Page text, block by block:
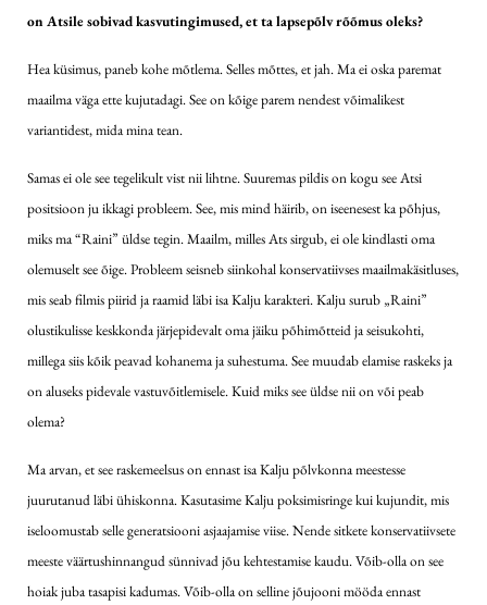
on Atsile sobivad kasvutingimused, et ta lapsepõlv rõõmus oleks?
Hea küsimus, paneb kohe mõtlema. Selles mõttes, et jah. Ma ei oska paremat
maailma väga ette kujutadagi. See on kõige parem nendest võimalikest
variantidest, mida mina tean.
Samas ei ole see tegelikult vist nii lihtne. Suuremas pildis on kogu see Atsi
positsioon ju ikkagi probleem. See, mis mind häirib, on iseenesest ka põhjus,
miks ma “Raini” üldse tegin. Maailm, milles Ats sirgub, ei ole kindlasti oma
olemuselt see õige. Probleem seisneb siinkohal konservatiivses maailmakäsitluses,
mis seab filmis piirid ja raamid läbi isa Kalju karakteri. Kalju surub „Raini”
olustikulisse keskkonda järjepidevalt oma jäiku põhimõtteid ja seisukohti,
millega siis kõik peavad kohanema ja suhestuma. See muudab elamise raskeks ja
on aluseks pidevale vastuvõitlemisele. Kuid miks see üldse nii on või peab
olema?
Ma arvan, et see raskemeelsus on ennast isa Kalju põlvkonna meestesse
juurutanud läbi ühiskonna. Kasutasime Kalju poksimisringe kui kujundit, mis
iseloomustab selle generatsiooni asjaajamise viise. Nende sitkete konservatiivsete
meeste väärtushinnangud sünnivad jõu kehtestamise kaudu. Võib-olla on see
hoiak juba tasapisi kadumas. Võib-olla on selline jõujooni mööda ennast